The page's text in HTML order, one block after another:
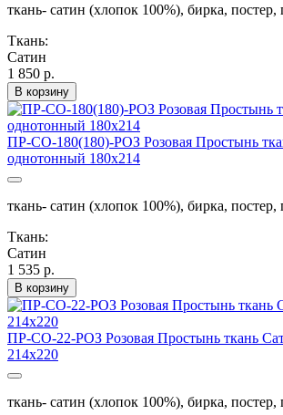
ткань- сатин (хлопок 100%), бирка, постер,
Ткань:
Сатин
1 850 р.
В корзину
ПР-СО-180(180)-РОЗ Розовая Простынь
однотонный 180х214
ткань- сатин (хлопок 100%), бирка, постер,
Ткань:
Сатин
1 535 р.
В корзину
ПР-СО-22-РОЗ Розовая Простынь ткань
214х220
ткань- сатин (хлопок 100%), бирка, постер,